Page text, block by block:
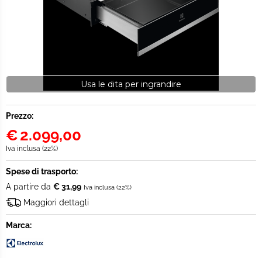
Usa le dita per ingrandire
Prezzo:
€2.099,00
Iva inclusa (22%)
Spese di trasporto:
A partire da € 31,99 Iva inclusa (22%)
Maggiori dettagli
Marca: